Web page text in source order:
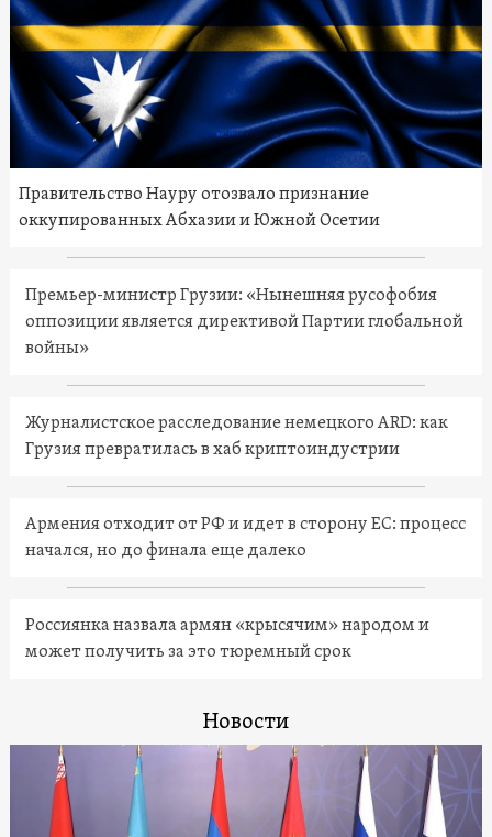
Правительство Науру отозвало признание
оккупированных Абхазии и Южной Осетии
Премьер-министр Грузии: «Нынешняя русофобия
оппозиции является директивой Партии глобальной
войны»
Журналистское расследование немецкого ARD: как
Грузия превратилась в хаб криптоиндустрии
Армения отходит от РФ и идет в сторону ЕС: процесс
начался, но до финала еще далеко
Россиянка назвала армян «крысячим» народом и
может получить за это тюремный срок
Новости